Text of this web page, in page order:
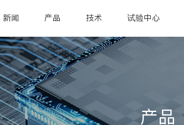
新闻 产品 技术 试验中心
产品